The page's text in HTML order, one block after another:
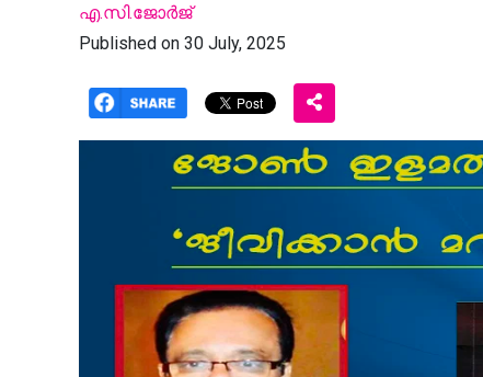
എ.സി.ജോര്‍ജ്
Published on 30 July, 2025